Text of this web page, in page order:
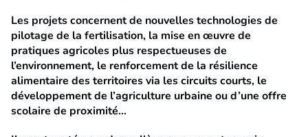
Les projets concernent de nouvelles technologies de
pilotage de la fertilisation, la mise en œuvre de
pratiques agricoles plus respectueuses de
l’environnement, le renforcement de la résilience
alimentaire des territoires via les circuits courts, le
développement de l’agriculture urbaine ou d’une offre
scolaire de proximité…